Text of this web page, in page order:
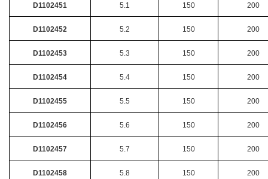
D1102451 5.1 150 200
D1102452 5.2 150 200
D1102453 5.3 150 200
D1102454 5.4 150 200
D1102455 5.5 150 200
D1102456 5.6 150 200
D1102457 5.7 150 200
D1102458 5.8 150 200